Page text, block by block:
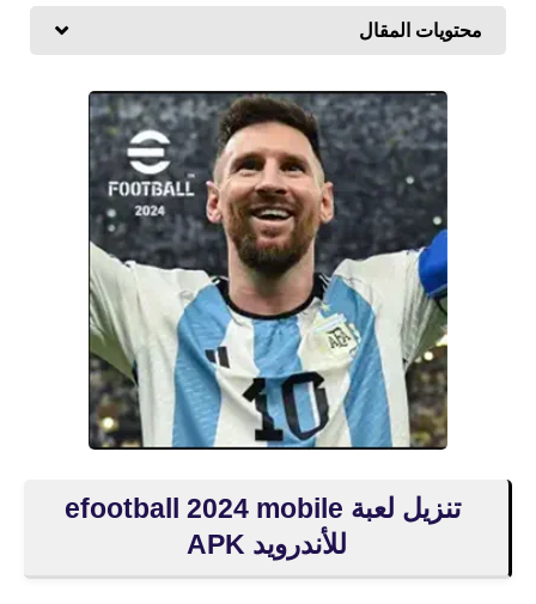
محتويات المقال
تنزيل لعبة efootball 2024 mobile
للأندرويد APK